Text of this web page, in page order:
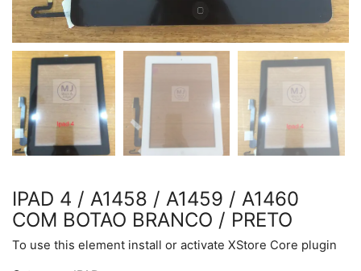
IPAD 4 / A1458 / A1459 / A1460
COM BOTAO BRANCO / PRETO
To use this element install or activate XStore Core plugin